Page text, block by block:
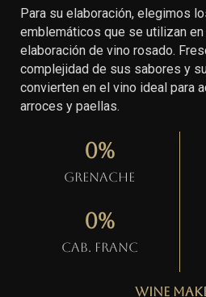
Para su elaboración, elegimos
emblemáticos que se utilizan en
elaboración de vino rosado.
complejidad de sus sabores y
convierten en el vino ideal para
arroces y paellas.
Grenache
0%
Cab. Franc
0%
Wine